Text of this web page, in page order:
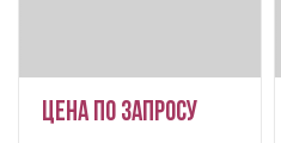
Цена по запросу